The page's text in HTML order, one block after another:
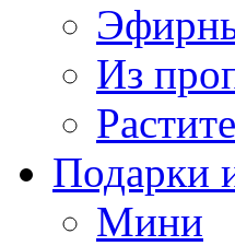
Из
Подарки
Мини